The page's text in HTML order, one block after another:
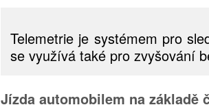
Telemetrie je systémem pro
se využívá také pro zvyšování
Jízda automobilem na základě